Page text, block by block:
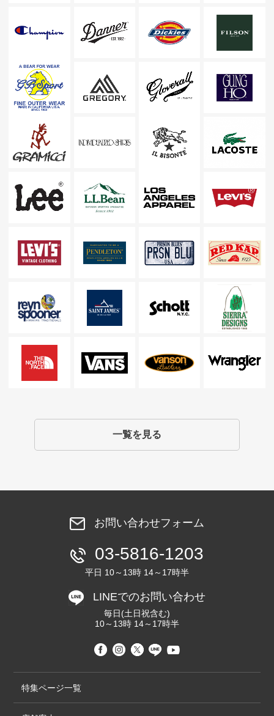
一覧を見る
お問い合わせフォーム
03-5816-1203
平日 10～13時 14～17時半
LINEでのお問い合わせ
毎日(土日祝含む)
10～13時 14～17時半
特集ページ一覧